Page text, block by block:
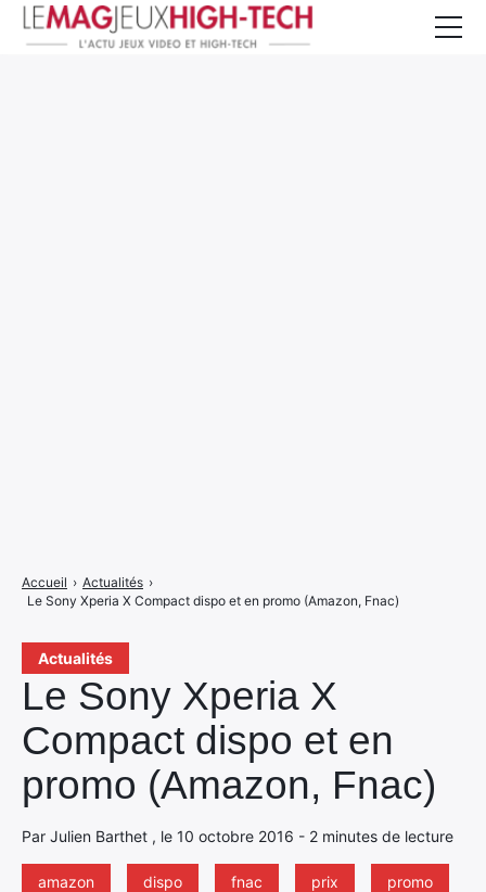
Actualités
Le Sony Xperia X
Compact dispo et en
promo (Amazon, Fnac)
Par Julien Barthet , le 10 octobre 2016 - 2 minutes de lecture
amazon dispo fnac prix
promo
Accueil › Actualités ›
Le Sony Xperia X Compact dispo et en promo (Amazon, Fnac)